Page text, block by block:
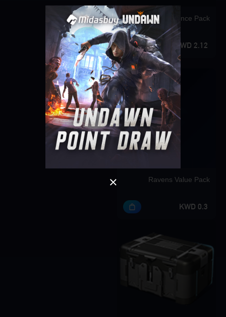
Singapore
نعم
Rookie Enhance Pack
2.12 KWD
Ravens Value Pack
0.3 KWD
OK